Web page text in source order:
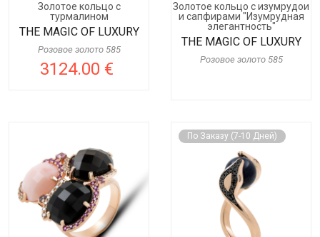
Золотое кольцо с
турмалином
THE MAGIC OF LUXURY
Розовое золото 585
3124.00 €
Золотое кольцо с изумрудои
и сапфирами "Изумрудная
элегантность"
THE MAGIC OF LUXURY
Розовое золото 585
По Заказу (7-10 Дней)